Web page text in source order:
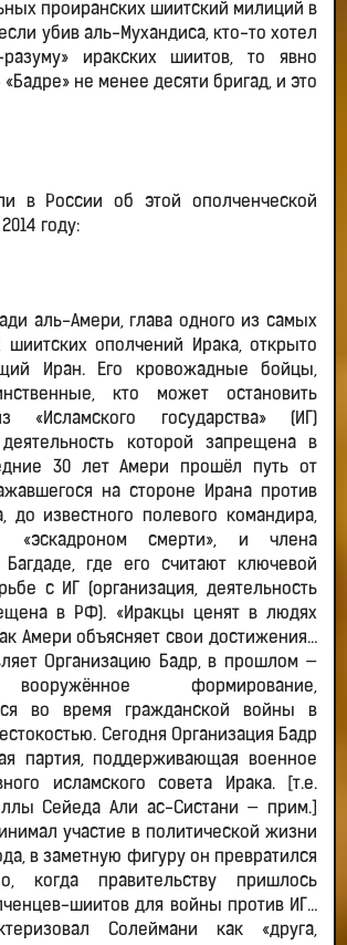
проиранских шиитский милиций в
убив аль-Мухандиса, кто-то хотел
разуму» иракских шиитов, то явно
«Бадре» не менее десяти бригад, и это
в России об этой ополченческой
году:
аль-Амери, глава одного из самых
шиитских ополчений Ирака, открыто
Иран. Его кровожадные бойцы,
кто может остановить
«Исламского государства» (ИГ)
деятельность которой запрещена в
30 лет Амери прошёл путь от
на стороне Ирана против
до известного полевого командира,
«эскадроном смерти», и члена
где его считают ключевой
с ИГ (организация, деятельность
в РФ). «Иракцы ценят в людях
Амери объясняет свои достижения…
Организацию Бадр, в прошлом —
формирование,
во время гражданской войны в
Сегодня Организация Бадр
партия, поддерживающая военное
исламского совета Ирака. [т.е.
Сейеда Али ас-Систани — прим.]
участие в политической жизни
в заметную фигуру он превратился
когда правительству пришлось
шиитов для войны против ИГ…
Солеймани как «друга,